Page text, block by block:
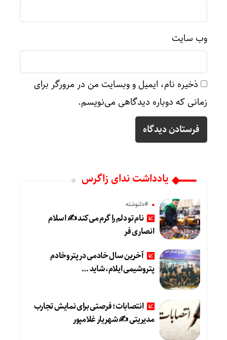
وب‌ سایت
ذخیره نام، ایمیل و وبسایت من در مرورگر برای
زمانی که دوباره دیدگاهی می‌نویسم.
یادداشت ندای زاگرس
#دلنوشته
نام تو دلم را گرم می‌کند ✍️ اسلام
انصاری فر
آخرین سال خادمی در پتروخادم
پتروشیمی ایلام، شاید …
انتصابات؛ فرصتی برای نمایش تجارب
مدیریتی ✍ شهریار غلامپور